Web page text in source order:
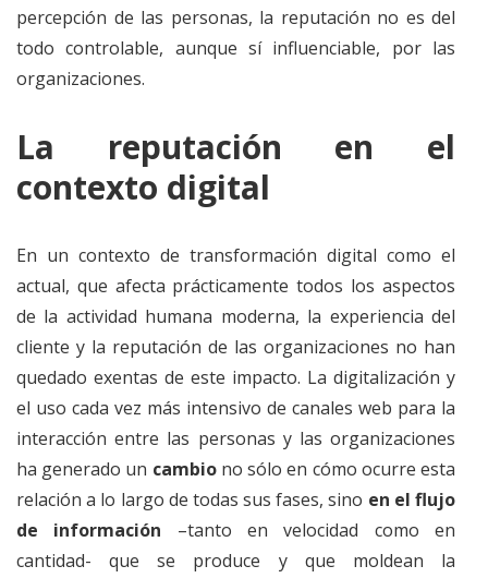
percepción de las personas, la reputación no es del
todo controlable, aunque sí influenciable, por las
organizaciones.
La reputación en el
contexto digital
En un contexto de transformación digital como el
actual, que afecta prácticamente todos los aspectos
de la actividad humana moderna, la experiencia del
cliente y la reputación de las organizaciones no han
quedado exentas de este impacto. La digitalización y
el uso cada vez más intensivo de canales web para la
interacción entre las personas y las organizaciones
ha generado un cambiono sólo en cómo ocurre esta
relación a lo largo de todas sus fases, sino en el flujo
de información –tanto en velocidad como en
cantidad- que se produce y que moldean la